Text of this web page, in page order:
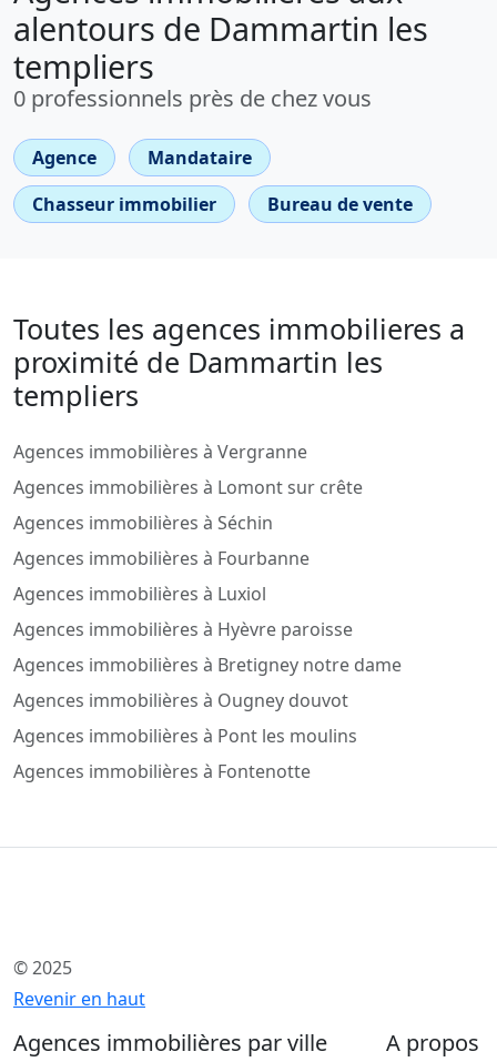
alentours de Dammartin les
templiers
0 professionnels près de chez vous
Agence
Mandataire
Chasseur immobilier
Bureau de vente
Toutes les agences immobilieres a
proximité de Dammartin les
templiers
Agences immobilières à Vergranne
Agences immobilières à Lomont sur crête
Agences immobilières à Séchin
Agences immobilières à Fourbanne
Agences immobilières à Luxiol
Agences immobilières à Hyèvre paroisse
Agences immobilières à Bretigney notre dame
Agences immobilières à Ougney douvot
Agences immobilières à Pont les moulins
Agences immobilières à Fontenotte
© 2025
Revenir en haut
Agences immobilières par ville A propos